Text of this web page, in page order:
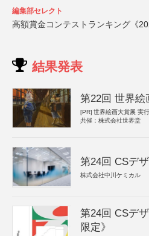
編集部セレクト
高額賞金コンテストランキング《
結果発表
第22回 世界絵
[PR] 世界絵画大賞展 実
共催：株式会社世界堂
第24回 CSデ
株式会社中川ケミカル
第24回 CSデ
限定》